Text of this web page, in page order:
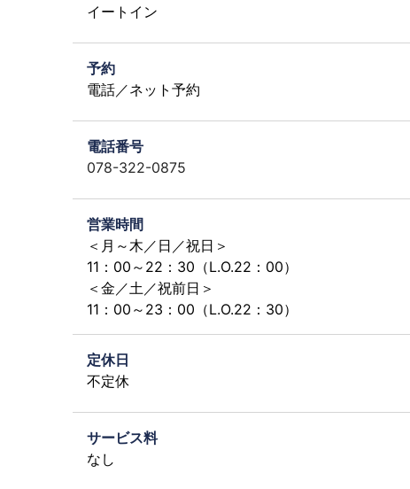
イートイン
予約
電話／ネット予約
電話番号
078-322-0875
営業時間
＜月～木／日／祝日＞
11：00～22：30（L.O.22：00）
＜金／土／祝前日＞
11：00～23：00（L.O.22：30）
定休日
不定休
サービス料
なし